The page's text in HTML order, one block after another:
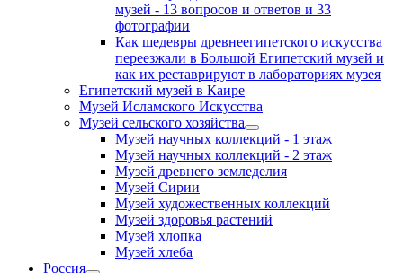
музей - 13 вопросов и ответов и 33
фотографии
Как шедевры древнеегипетского искусства
переезжали в Большой Египетский музей и
как их реставрируют в лабораториях музея
Египетский музей в Каире
Музей Исламского Искусства
Музей сельского хозяйства
Музей научных коллекций - 1 этаж
Музей научных коллекций - 2 этаж
Музей древнего земледелия
Музей Сирии
Музей художественных коллекций
Музей здоровья растений
Музей хлопка
Музей хлеба
Россия